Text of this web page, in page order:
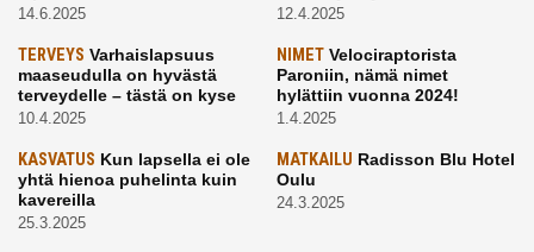
14.6.2025 12.4.2025
TERVEYS Varhaislapsuus
maaseudulla on hyvästä
terveydelle – tästä on kyse
10.4.2025
NIMETVelociraptorista
Paroniin, nämä nimet
hylättiin vuonna 2024!
1.4.2025
KASVATUS Kun lapsella ei ole
yhtä hienoa puhelinta kuin
kavereilla
25.3.2025
MATKAILU Radisson Blu Hotel
Oulu
24.3.2025